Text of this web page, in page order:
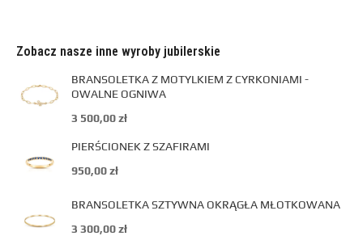
Zobacz nasze inne wyroby jubilerskie
BRANSOLETKA Z MOTYLKIEM Z CYRKONIAMI -
OWALNE OGNIWA
3 500,00zł
PIERŚCIONEK Z SZAFIRAMI
950,00zł
BRANSOLETKA SZTYWNA OKRĄGŁA MŁOTKOWANA
3 300,00zł